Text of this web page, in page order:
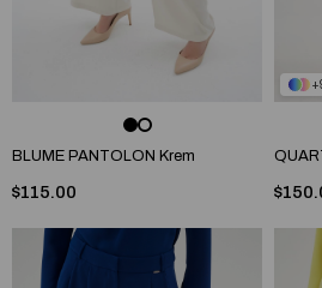
BLUME PANTOLON Krem
$115.00